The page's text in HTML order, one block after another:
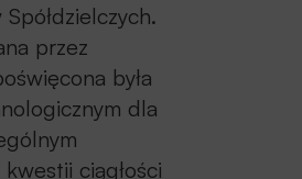
przez
była
dla
ciągłości